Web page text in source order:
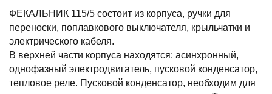
ФЕКАЛЬНИК 115/5 состоит из корпуса, ручки для
переноски, поплавкового выключателя, крыльчатки и
электрического кабеля.
В верхней части корпуса находятся: асинхронный,
однофазный электродвигатель, пусковой конденсатор,
тепловое реле. Пусковой конденсатор, необходим для